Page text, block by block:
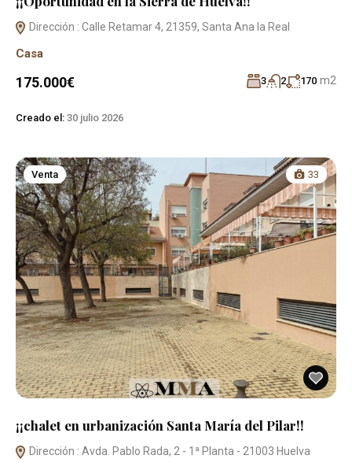
Dirección : Calle Retamar 4, 21359, Santa Ana la Real
Casa
175.000€ 3 2 170 m2
Creado el: 30 julio 2026
Venta 33
¡¡chalet en urbanización Santa María del Pilar!!
Dirección : Avda. Pablo Rada, 2 - 1ª Planta - 21003 Huelva